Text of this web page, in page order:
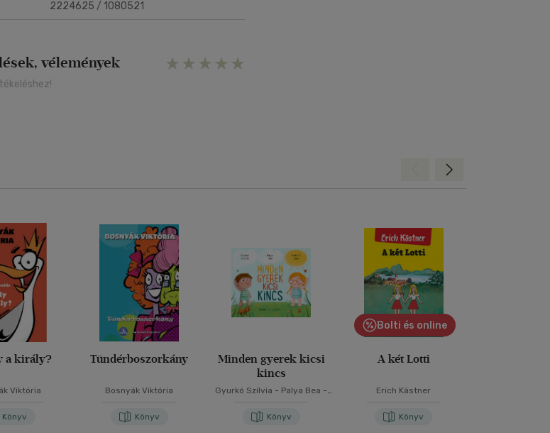
2224625 / 1080521
vélemények
a király?
Viktória
Könyv
Tündérboszorkány
Bosnyák Viktória
Könyv
Minden gyerek kicsi
kincs
Gyurkó Szilvia - Palya Bea -
Könyv
Bolti és online
A két Lotti
Erich Kästner
Könyv
Előre